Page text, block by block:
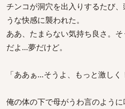
チンコが洞穴を出入りするたび
うな快感に襲われた。
ああ、たまらない気持ち良さ。
だよ…夢だけど。
「ああぁ…そうよ、もっと激しく
俺の体の下で母がうわ言のよう